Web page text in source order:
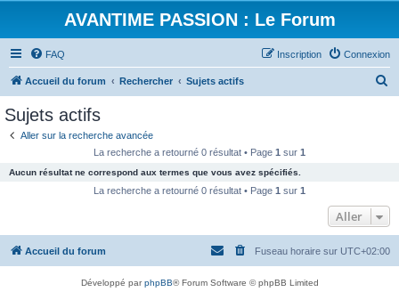
AVANTIME PASSION : Le Forum
FAQ Connexion
Inscription
Accueil du forum Rechercher Sujets actifs
c
e
Sujets actifs
Aller sur la recherche avancée
La recherche a retourné 0 résultat • Page 1 sur 1
Aucun résultat ne correspond aux termes que vous avez spécifiés.
La recherche a retourné 0 résultat • Page 1 sur 1
Aller
Accueil du forum Fuseau horaire sur UTC+02:00
Développé parphpBB® Forum Software © phpBB Limited